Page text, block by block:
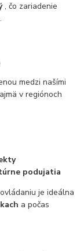
, čo zariadenie
medzi našími
v regiónoch
podujatia
je ideálna
a počas